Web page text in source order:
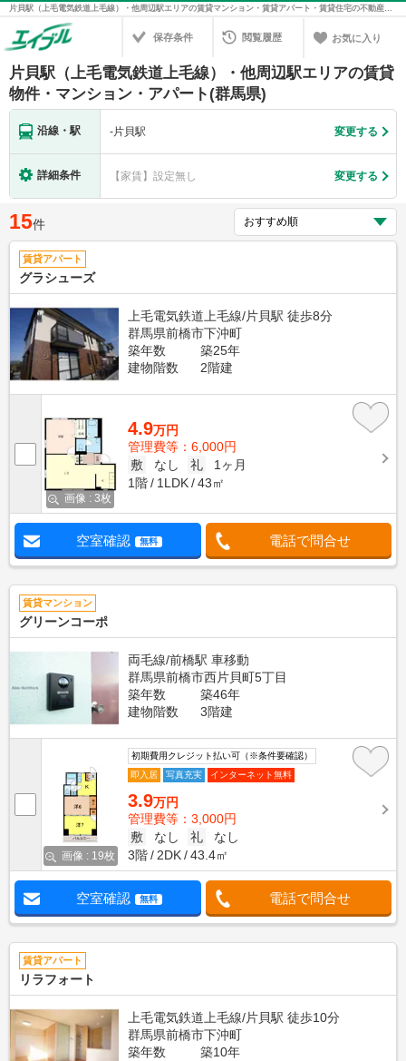
片貝駅（上毛電気鉄道上毛線）・他周辺駅エリアの賃貸マンション・賃貸アパート・賃貸住宅の不動産情報を検索！不動産賃貸の物件探しは、お部屋探しのエイブル
保存条件 閲覧履歴 お気に入り
片貝駅（上毛電気鉄道上毛線）・他周辺駅エリアの賃貸
物件・マンション・アパート(群馬県)
沿線・駅 -片貝駅 変更する
詳細条件 【家賃】設定無し 変更する
15件
賃貸アパート
グラシューズ
上毛電気鉄道上毛線/片貝駅 徒歩8分
群馬県前橋市下沖町
築年数
築25年
建物階数
2階建
画像 : 3枚
4.9万円
管理費等：6,000円
敷
なし 礼
1ヶ月
1階
1LDK 43㎡
空室確認 無料 電話で問合せ
賃貸マンション
グリーンコーポ
両毛線/前橋駅 車移動
群馬県前橋市西片貝町5丁目
築年数
築46年
建物階数
3階建
画像 : 19枚
初期費用クレジット払い可（※条件要確認）
即入居
写真充実 インターネット無料
3.9万円
管理費等：3,000円
敷
なし 礼
なし
3階
2DK 43.4㎡
空室確認 無料 電話で問合せ
賃貸アパート
リラフォート
上毛電気鉄道上毛線/片貝駅 徒歩10分
群馬県前橋市下沖町
築年数
築10年